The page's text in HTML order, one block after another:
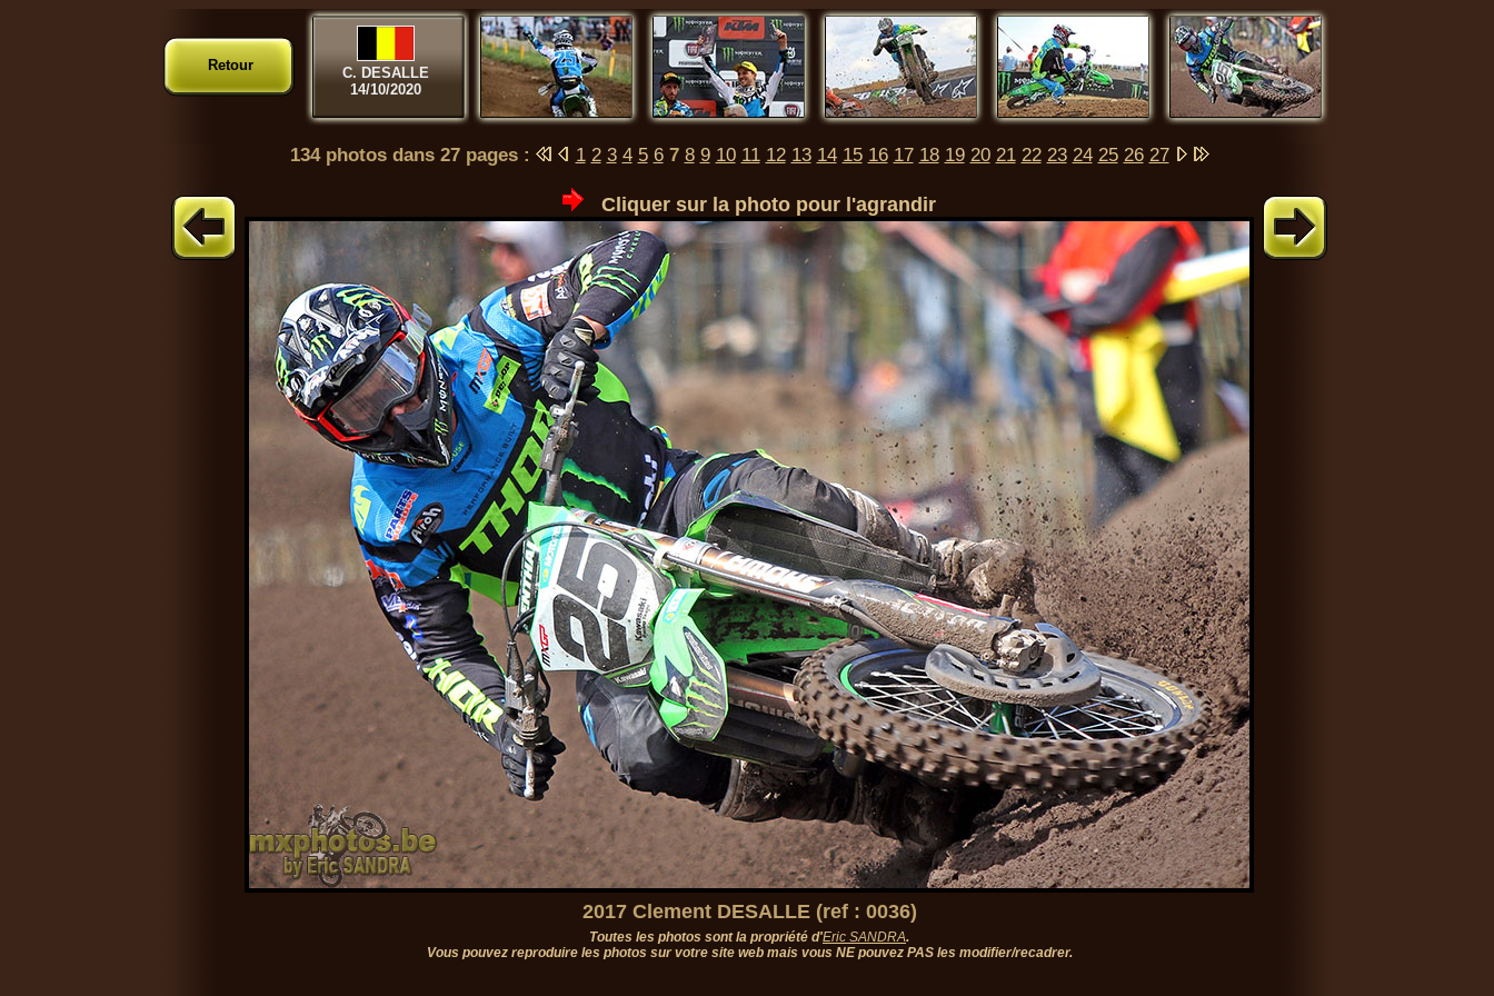
Retour
C. DESALLE
14/10/2020
134 photos dans 27 pages : 1 2 3 4 5 67 8 9 10 11 12 13 14 15 16 17 18 19 20 21 22 23 24 25 26 27
Cliquer sur la photo pour l'agrandir
2017 Clement DESALLE (ref : 0036)
Toutes les photos sont la propriété d'Eric SANDRA.
Vous pouvez reproduire les photos sur votre site web mais vous NE pouvez PAS les modifier/recadrer.